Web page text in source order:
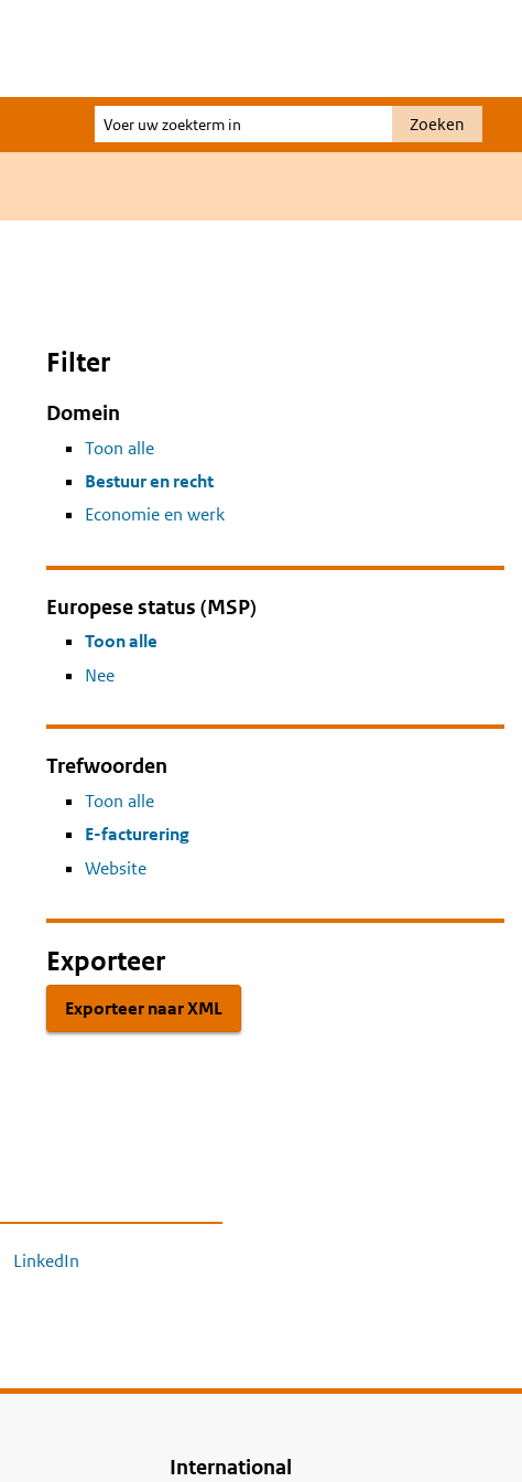
Voer
uw
Zoeken
Filter
Domein
Toon alle
Bestuur en recht
Economie en werk
Europese status (MSP)
Toon alle
Nee
Trefwoorden
Toon alle
E-facturering
Website
Exporteer
Exporteer naar XML
LinkedIn
International